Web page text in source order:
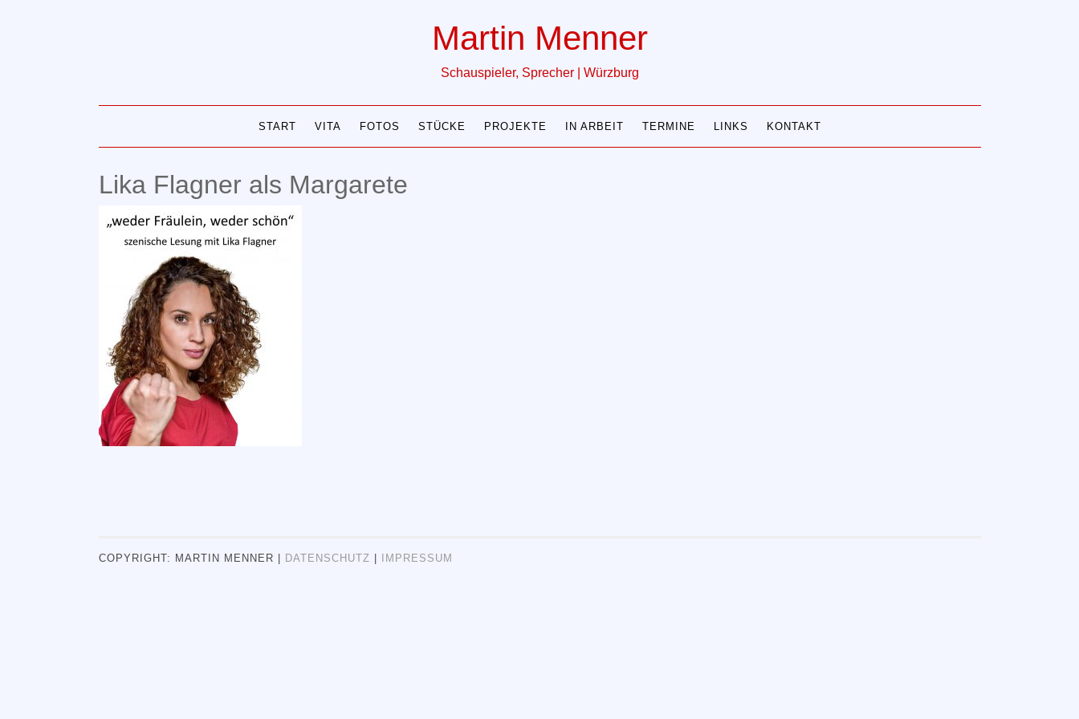
Martin Menner
Schauspieler, Sprecher | Würzburg
START VITA FOTOS STÜCKE PROJEKTE IN ARBEIT TERMINE LINKS KONTAKT
Lika Flagner als Margarete
COPYRIGHT: MARTIN MENNER | DATENSCHUTZ IMPRESSUM